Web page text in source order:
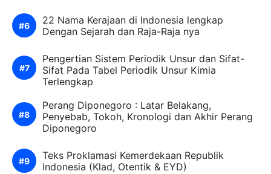
22 Nama Kerajaan di Indonesia lengkap
Dengan Sejarah dan Raja-Raja nya
Pengertian Sistem Periodik Unsur dan Sifat-
Sifat Pada Tabel Periodik Unsur Kimia
Terlengkap
Perang Diponegoro : Latar Belakang,
Penyebab, Tokoh, Kronologi dan Akhir Perang
Diponegoro
Teks Proklamasi Kemerdekaan Republik
Indonesia (Klad, Otentik & EYD)